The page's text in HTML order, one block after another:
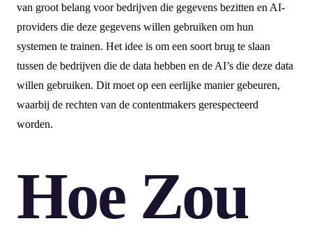
van groot belang voor bedrijven die gegevens bezitten en AI-
providers die deze gegevens willen gebruiken om hun
systemen te trainen. Het idee is om een soort brug te slaan
tussen de bedrijven die de data hebben en de AI’s die deze data
willen gebruiken. Dit moet op een eerlijke manier gebeuren,
waarbij de rechten van de contentmakers gerespecteerd
worden.
Hoe Zou